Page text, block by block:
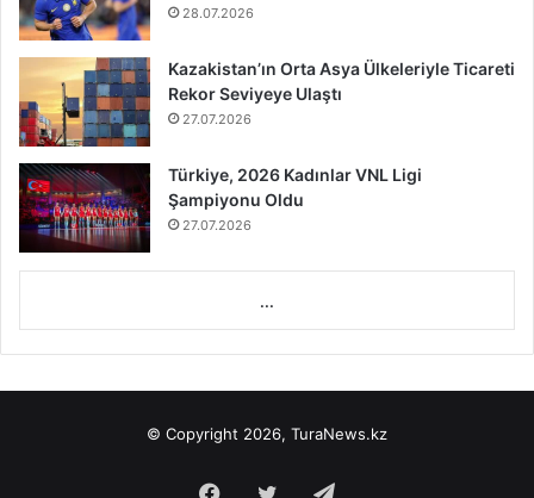
28.07.2026
Kazakistan’ın Orta Asya Ülkeleriyle Ticareti
Rekor Seviyeye Ulaştı
27.07.2026
Türkiye, 2026 Kadınlar VNL Ligi
Şampiyonu Oldu
27.07.2026
...
© Copyright 2026, TuraNews.kz
Facebook
Twitter